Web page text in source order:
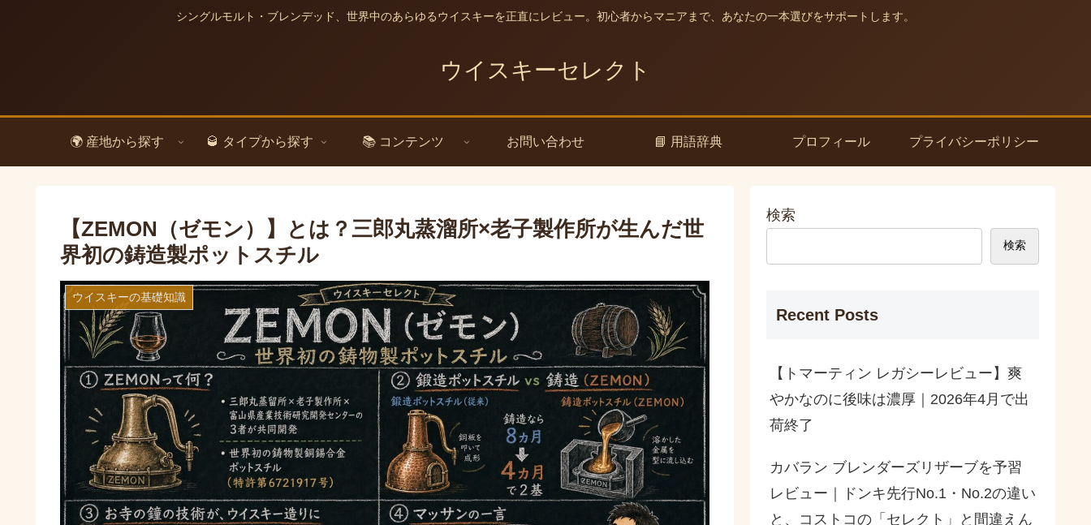
シングルモルト・ブレンデッド、世界中のあらゆるウイスキーを正直にレビュー。初心者からマニアまで、あなたの一本選びをサポートします。
ウイスキーセレクト
🌍 産地から探す 🥃 タイプから探す 📚 コンテンツ お問い合わせ 📘 用語辞典 プロフィール プライバシーポリシー
【ZEMON（ゼモン）】とは？三郎丸蒸溜所×老子製作所が生んだ世
界初の鋳造製ポットスチル
ウイスキーの基礎知識
検索
検索
Recent Posts
【トマーティン レガシーレビュー】爽
やかなのに後味は濃厚｜2026年4月で出
荷終了
カバラン ブレンダーズリザーブを予習
レビュー｜ドンキ先行No.1・No.2の違い
と、コストコの「セレクト」と間違えん